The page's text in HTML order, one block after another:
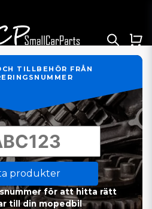
TILLBEHÖR FRÅN
produkter
för att hitta rätt
till din mopedbil